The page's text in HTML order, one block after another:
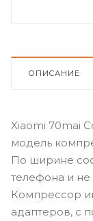
ОПИСАНИЕ
Xiaomi 70mai
модель
По ширине
телефона и
Компрессор
адаптеров, с